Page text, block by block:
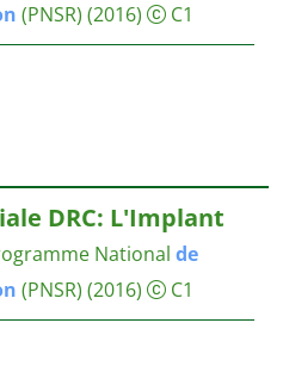
(PNSR) (2016) C1
DRC: L'Implant
National de
(PNSR) (2016) C1